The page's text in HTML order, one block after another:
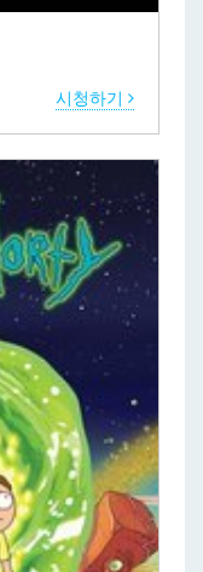
시청하기